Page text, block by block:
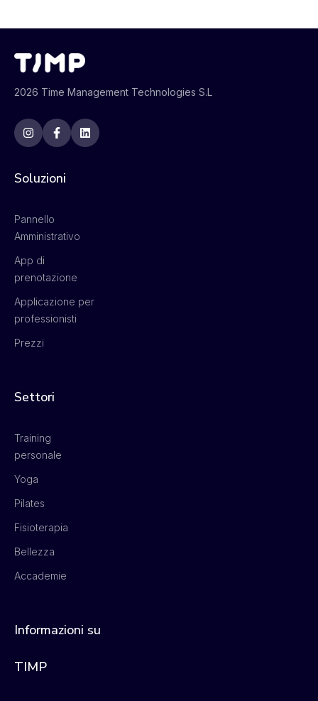
2026 Time Management Technologies S.L
Soluzioni
Pannello
Amministrativo
App di
prenotazione
Applicazione per
professionisti
Prezzi
Settori
Training
personale
Yoga
Pilates
Fisioterapia
Bellezza
Accademie
Informazioni su
TIMP